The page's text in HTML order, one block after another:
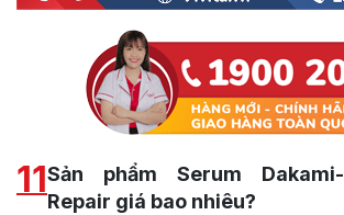
11Sản phẩm Serum
Repair giá bao nhiêu?